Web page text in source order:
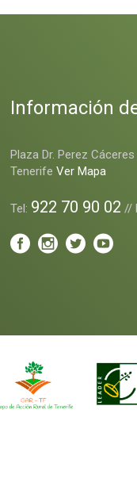
Información
Plaza Dr. Perez
TenerifeVer Mapa
Tel: 922 70 90 02 //